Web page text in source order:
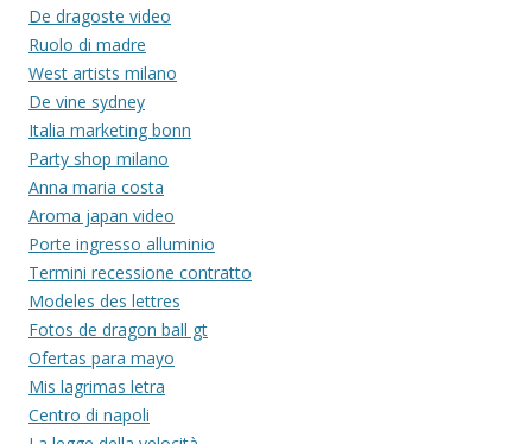
De dragoste video
Ruolo di madre
West artists milano
De vine sydney
Italia marketing bonn
Party shop milano
Anna maria costa
Aroma japan video
Porte ingresso alluminio
Termini recessione contratto
Modeles des lettres
Fotos de dragon ball gt
Ofertas para mayo
Mis lagrimas letra
Centro di napoli